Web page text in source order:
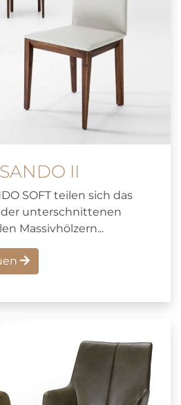
II
SOFT teilen sich das
unterschnittenen
Massivhölzern...